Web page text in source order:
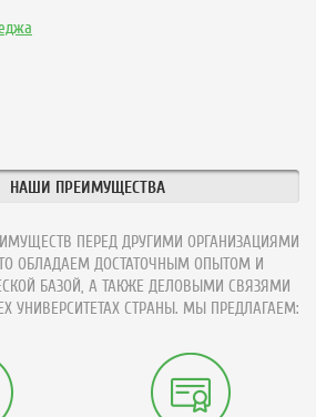
НАШИ ПРЕИМУЩЕСТВА
ПЕРЕД ДРУГИМИ ОРГАНИЗАЦИЯМИ
ОБЛАДАЕМ ДОСТАТОЧНЫМ ОПЫТОМ И
БАЗОЙ, А ТАКЖЕ ДЕЛОВЫМИ СВЯЗЯМИ
УНИВЕРСИТЕТАХ СТРАНЫ. МЫ ПРЕДЛАГАЕМ: